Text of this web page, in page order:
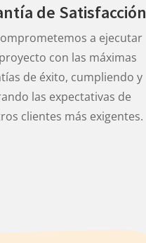
de Satisfacción
a ejecutar
con las máximas
de éxito, cumpliendo y
las expectativas de
clientes más exigentes.